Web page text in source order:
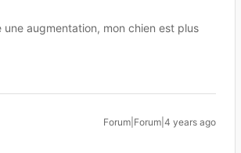
augmentation, mon chien est plus
Forum|Forum|4 years ago